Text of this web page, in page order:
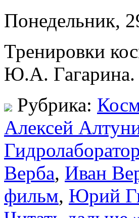
Понедельник,
Тренировки
Ю.А. Гагарина.
Рубрика:
Алексей
Верба, Иван
фильм, Юрий